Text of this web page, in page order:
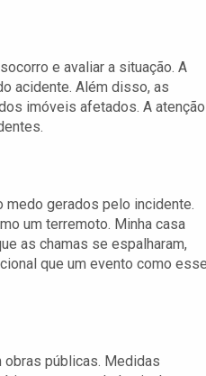
e avaliar a situação. A
acidente. Além disso, as
imóveis afetados. A atenção
medo gerados pelo incidente.
um terremoto. Minha casa
as chamas se espalharam,
que um evento como
públicas. Medidas